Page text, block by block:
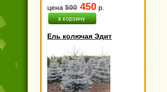
цена 500 450 р.
Ель колючая Эдит